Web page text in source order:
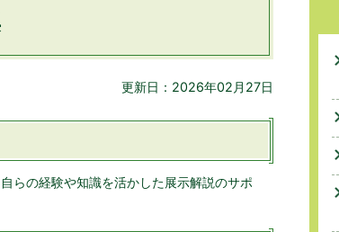
更新日：2026年02月27日
らの経験や知識を活かした展示解説のサポ